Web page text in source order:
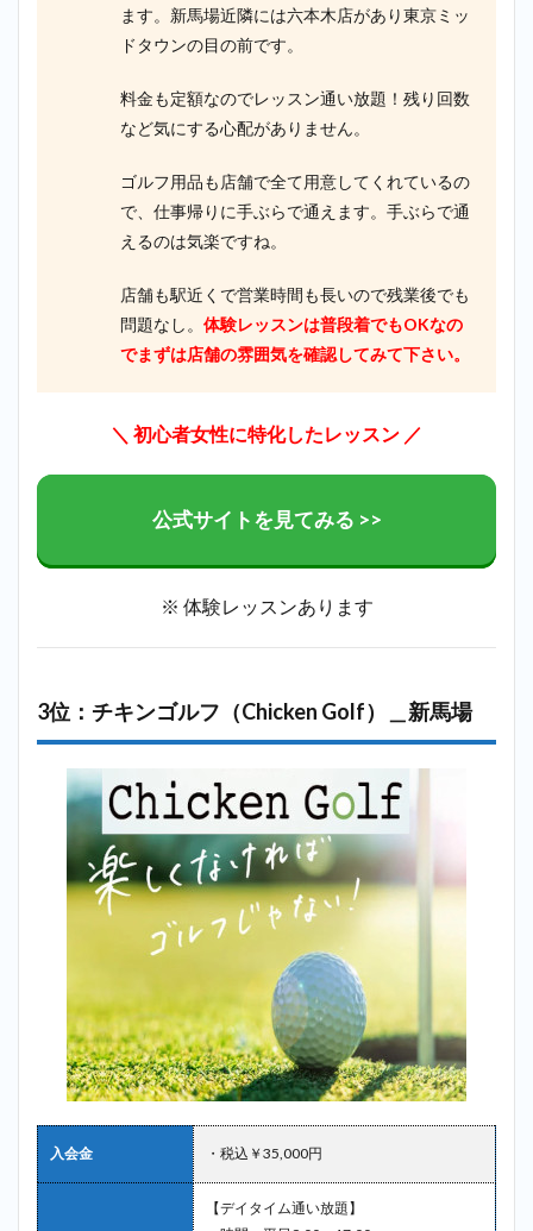
ます。新馬場近隣には六本木店があり東京ミッ
ドタウンの目の前です。
料金も定額なのでレッスン通い放題！残り回数
など気にする心配がありません。
ゴルフ用品も店舗で全て用意してくれているの
で、仕事帰りに手ぶらで通えます。手ぶらで通
えるのは気楽ですね。
店舗も駅近くで営業時間も長いので残業後でも
問題なし。 体験レッスンは普段着でもOKなの
でまずは店舗の雰囲気を確認してみて下さい。
＼ 初心者女性に特化したレッスン ／
公式サイトを見てみる >>
※ 体験レッスンあります
3位：チキンゴルフ（Chicken Golf）＿新馬場
入会金 ・税込￥35,000円
【デイタイム通い放題】